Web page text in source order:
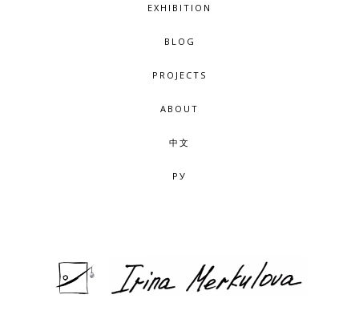
EXHIBITION
BLOG
PROJECTS
ABOUT
中文
РУ